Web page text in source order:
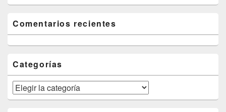
Comentarios recientes
Categorías
Categorías